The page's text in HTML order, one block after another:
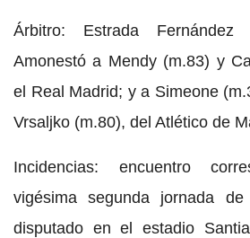
Árbitro: Estrada Fernández
Amonestó a Mendy (m.83) y
el Real Madrid; y a Simeone
Vrsaljko (m.80), del Atlético de
Incidencias: encuentro
vigésima segunda jornada
disputado en el estadio